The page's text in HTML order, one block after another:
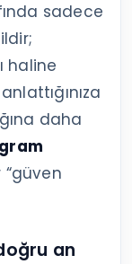
sadece
haline
daha
an